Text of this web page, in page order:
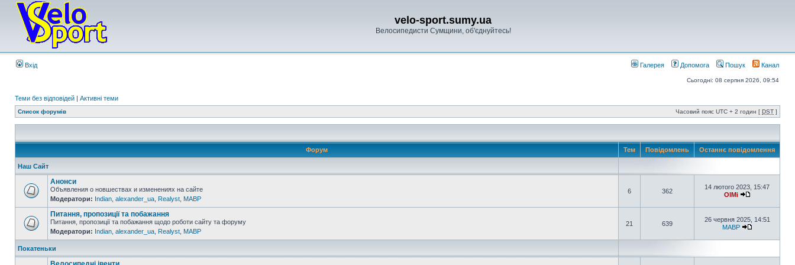
velo-sport.sumy.ua
Велосипедисти Сумщини, об'єднуйтесь!
Вхід Галерея Допомога Пошук Канал
Сьогодні: 08 серпня 2026, 09:54
Теми без відповідей | Активні теми
Список форумів Часовий пояс UTC + 2 годин [ DST ]
Форум Тем Повідомлень Останнє повідомлення
Наш Сайт
Анонси
Объявления о новшествах и изменениях на сайте
Модератори: Indian alexander_ua Realyst MABP
6 362
14 лютого 2023, 15:47
OlMi
Питання, пропозиції та побажання
Питання, пропозиції та побажання щодо роботи сайту та форуму
Модератори: Indian alexander_ua Realyst MABP
21 639
26 червня 2025, 14:51
MABP
Покатеньки